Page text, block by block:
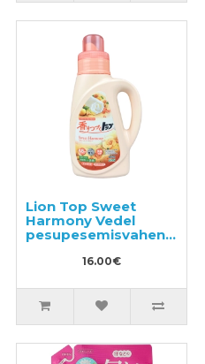
Lion Top Sweet
Harmony Vedel
pesupesemisvahend
16.00€